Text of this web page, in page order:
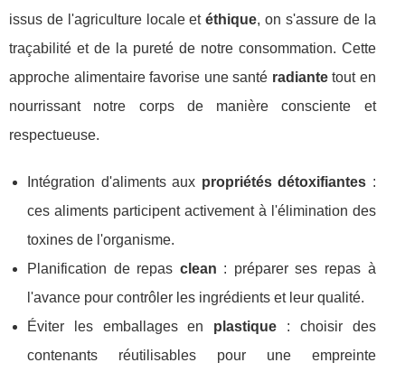
issus de l'agriculture locale etéthique, on s'assure de la
traçabilité et de la pureté de notre consommation. Cette
approche alimentaire favorise une santé radiantetout en
nourrissant notre corps de manière consciente et
respectueuse.
Intégration d'aliments aux propriétés détoxifiantes :
ces aliments participent activement à l'élimination des
toxines de l'organisme.
Planification de repas clean : préparer ses repas à
l'avance pour contrôler les ingrédients et leur qualité.
Éviter les emballages en plastique : choisir des
contenants réutilisables pour une empreinte